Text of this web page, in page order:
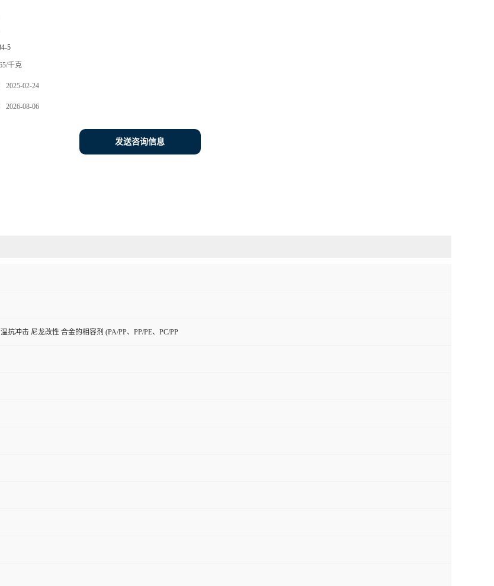
5
千克
2025-02-24
2026-08-06
发送咨询信息
抗冲击 尼龙改性 合金的相容剂 (PA/PP、PP/PE、PC/PP